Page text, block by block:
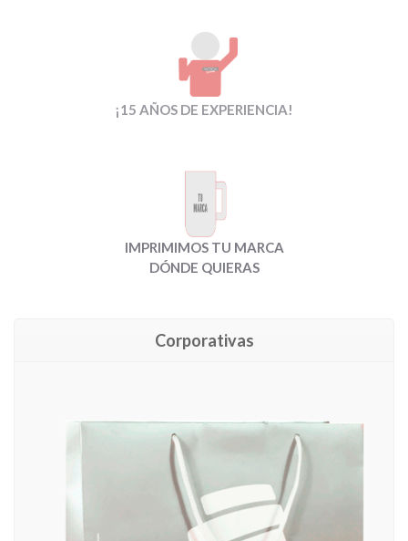
¡15 AÑOS DE EXPERIENCIA!
IMPRIMIMOS TU MARCA
DÓNDE QUIERAS
Corporativas